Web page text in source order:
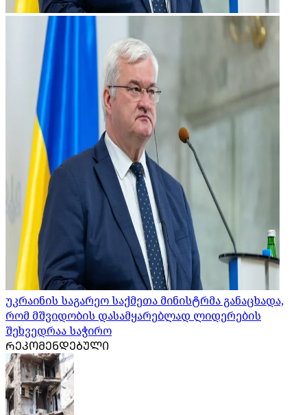
უკრაინის საგარეო საქმეთა მინისტრმა განაცხადა,
რომ მშვიდობის დასამყარებლად ლიდერების
შეხვედრაა საჭირო
ᲠᲔᲙᲝᲛᲔᲜᲓᲔᲑᲣᲚᲘ